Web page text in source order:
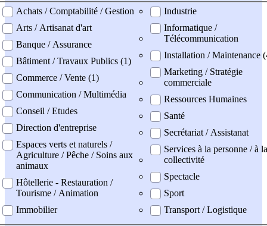
professionel
Achats / Comptabilité / Gestion
Arts / Artisanat d'art
Banque / Assurance
Bâtiment / Travaux Publics (1)
Commerce / Vente (1)
Communication / Multimédia
Conseil / Etudes
Direction d'entreprise
Espaces verts et naturels /
Agriculture / Pêche / Soins aux
animaux
Hôtellerie - Restauration /
Tourisme / Animation
Immobilier
Industrie
Informatique /
Télécommunication
Installation / Maintenance
Marketing / Stratégie
commerciale
Ressources Humaines
Santé
Secrétariat / Assistanat
Services à la personne / à la
collectivité
Spectacle
Sport
Transport / Logistique